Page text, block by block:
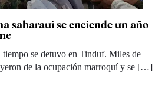
saharaui se enciende un año
tiempo se detuvo en Tinduf. Miles de
de la ocupación marroquí y se […]